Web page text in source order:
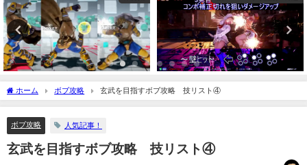
ホーム ボブ攻略 玄武を目指すボブ攻略 技リスト④
ボブ攻略 人気記事！
玄武を目指すボブ攻略 技リスト④